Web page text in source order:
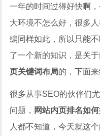
一年的时间过得好快啊
大环境不怎么好，很多
编同样如此，所以只能
了一个新的知识，是关于
页关键词布局的，下面
很多从事SEO的伙伴们
问题， 网站内页排名如
人都不知道，今天就这